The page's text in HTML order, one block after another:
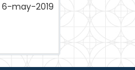
6-may-2019